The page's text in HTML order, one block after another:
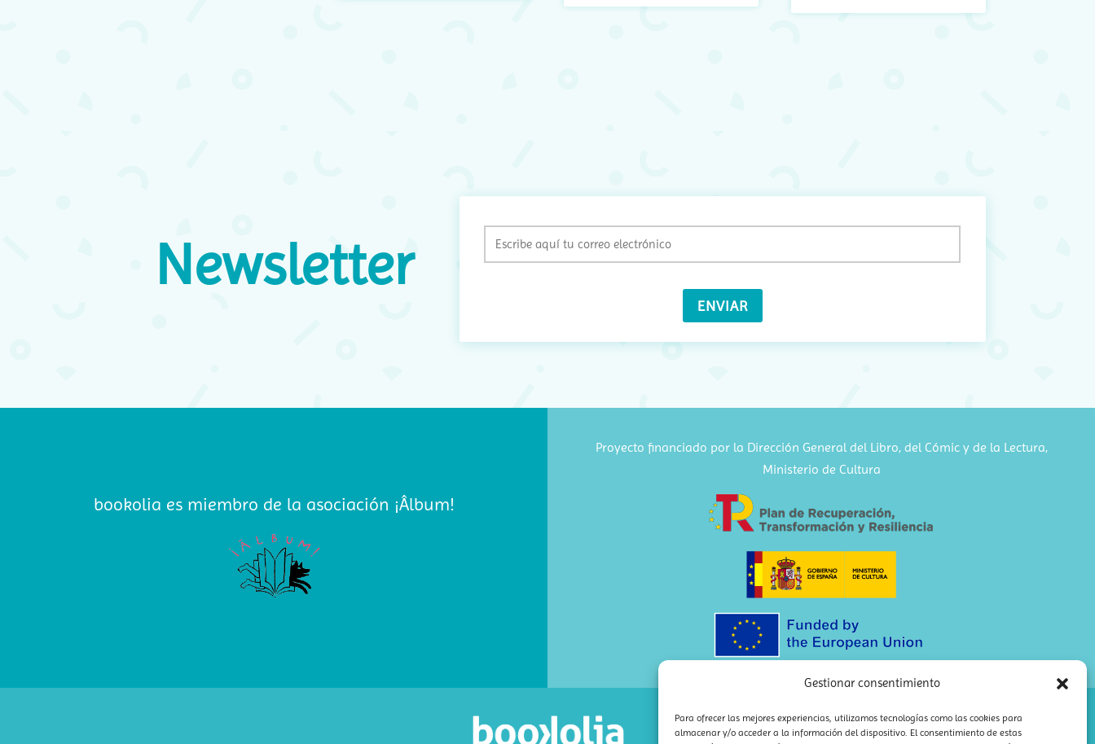
Gestionar consentimiento
Para ofrecer las mejores experiencias, utilizamos tecnologías como las cookies para
almacenar y/o acceder a la información del dispositivo. El consentimiento de estas
Newsletter (Obligatorio)
bookolia es miembro de la asociación ¡Âlbum!
Proyecto financiado por la Dirección General del Libro, del Cómic y de la Lectura,
Ministerio de Cultura